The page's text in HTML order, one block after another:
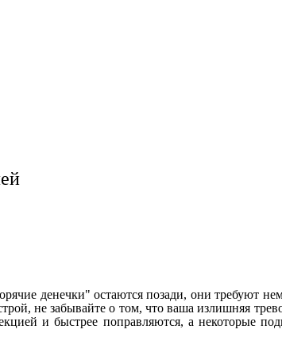
денечки" остаются позади, они требуют
не забывайте о том, что ваша излишняя
и быстрее поправляются, а некоторые